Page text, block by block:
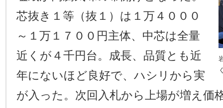
芯抜き１等（抜１）は１万４０００
～１万１７００円主体、中芯は全量
近くが４千円台。成長、品質とも近
年にないほど良好で、ハシリから実
が入った。次回入札から上場が増え価